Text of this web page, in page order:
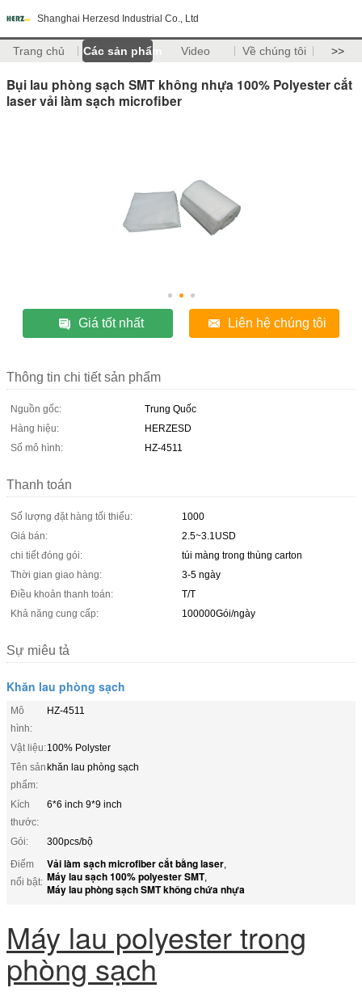
Shanghai Herzesd Industrial Co., Ltd
Trang chủ Các sản phẩm Video Về chúng tôi >>
Bụi lau phòng sạch SMT không nhựa 100% Polyester cắt
laser vải làm sạch microfiber
Giá tốt nhất Liên hệ chúng tôi
Thông tin chi tiết sản phẩm
Nguồn gốc:
Trung Quốc
Hàng hiệu:
HERZESD
Số mô hình:
HZ-4511
Thanh toán
Số lượng đặt hàng tối thiểu:
1000
Giá bán:
2.5~3.1USD
chi tiết đóng gói:
túi màng trong thùng carton
Thời gian giao hàng:
3-5 ngày
Điều khoản thanh toán:
T/T
Khả năng cung cấp:
100000Gói/ngày
Sự miêu tả
Khăn lau phòng sạch
Mô
hình:
HZ-4511
Vật liệu:100% Polyster
Tên sản
phẩm:
khăn lau phòng sạch
Kích
thước:
6*6 inch 9*9 inch
Gói:
300pcs/bộ
Điểm
nổi bật:
Vải làm sạch microfiber cắt bằng laser,
Máy lau sạch 100% polyester SMT,
Máy lau phòng sạch SMT không chứa nhựa
Máy lau polyester trong
phòng sạch